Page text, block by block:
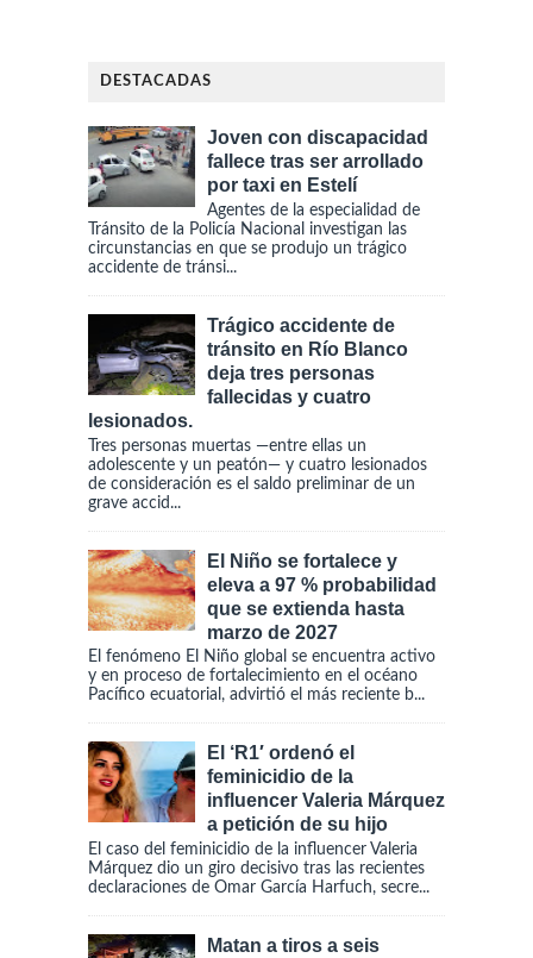
DESTACADAS
Joven con discapacidad
fallece tras ser arrollado
por taxi en Estelí
Agentes de la especialidad de
Tránsito de la Policía Nacional investigan las
circunstancias en que se produjo un trágico
accidente de tránsi...
Trágico accidente de
tránsito en Río Blanco
deja tres personas
fallecidas y cuatro
lesionados.
Tres personas muertas —entre ellas un
adolescente y un peatón— y cuatro lesionados
de consideración es el saldo preliminar de un
grave accid...
El Niño se fortalece y
eleva a 97 % probabilidad
que se extienda hasta
marzo de 2027
El fenómeno El Niño global se encuentra activo
y en proceso de fortalecimiento en el océano
Pacífico ecuatorial, advirtió el más reciente b...
El ‘R1′ ordenó el
feminicidio de la
influencer Valeria Márquez
a petición de su hijo
El caso del feminicidio de la influencer Valeria
Márquez dio un giro decisivo tras las recientes
declaraciones de Omar García Harfuch, secre...
Matan a tiros a seis